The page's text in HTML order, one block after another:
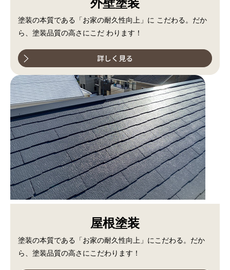
塗装の本質である「お家の耐久性向上」に こだわる。だか
ら、塗装品質の高さにこだ わります！
詳しく見る
屋根塗装
塗装の本質である「お家の耐久性向上」にこだわる。だか
ら、塗装品質の高さにこだわります！